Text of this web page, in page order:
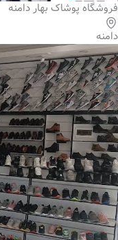
فروشگاه پوشاک بهار دامنه
دامنه